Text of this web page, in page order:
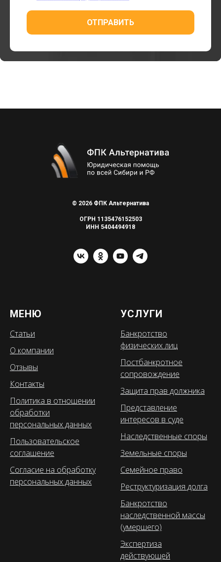
ОТПРАВИТЬ
© 2026 ФПК Альтернатива
ОГРН 1135476152503
ИНН 5404494918
МЕНЮ
Статьи
О компании
Отзывы
Контакты
Политика в отношении
обработки
персональных данных
Пользовательское
соглашение
Согласие на обработку
персональных данных
УСЛУГИ
Банкротство
физических лиц
Постбанкротное
сопровождение
Защита прав должника
Представление
интересов в суде
Наследственные споры
Земельные споры
Семейное право
Реструктуризация долга
Банкротство
наследственной массы
(умершего)
Экспертиза
действующей